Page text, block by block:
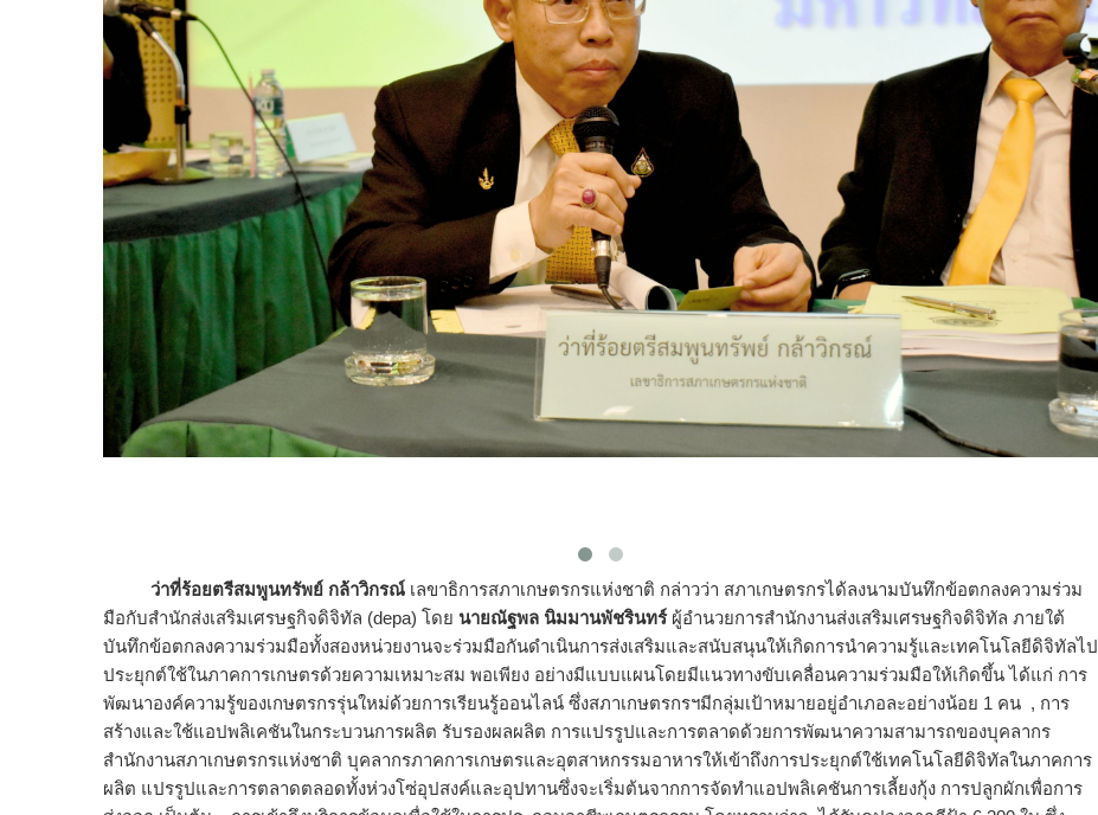
ว่าที่ร้อยตรีสมพูนทรัพย์ กล้าวิกรณ์ เลขาธิการสภาเกษตรกรแห่งชาติ กล่าวว่า สภาเกษตรกรได้ลงนามบันทึกข้อตกลงความร่วม
มือกับสำนักส่งเสริมเศรษฐกิจดิจิทัล (depa) โดย นายณัฐพล นิมมานพัชรินทร์ผู้อำนวยการสำนักงานส่งเสริมเศรษฐกิจดิจิทัล ภายใต้
บันทึกข้อตกลงความร่วมมือทั้งสองหน่วยงานจะร่วมมือกันดำเนินการส่งเสริมและสนับสนุนให้เกิดการนำความรู้และเทคโนโลยีดิจิทัลไป
ประยุกต์ใช้ในภาคการเกษตรด้วยความเหมาะสม พอเพียง อย่างมีแบบแผนโดยมีแนวทางขับเคลื่อนความร่วมมือให้เกิดขึ้น ได้แก่ การ
พัฒนาองค์ความรู้ของเกษตรกรรุ่นใหม่ด้วยการเรียนรู้ออนไลน์ ซึ่งสภาเกษตรกรฯมีกลุ่มเป้าหมายอยู่อำเภอละอย่างน้อย 1 คน , การ
สร้างและใช้แอปพลิเคชันในกระบวนการผลิต รับรองผลผลิต การแปรรูปและการตลาดด้วยการพัฒนาความสามารถของบุคลากร
สำนักงานสภาเกษตรกรแห่งชาติ บุคลากรภาคการเกษตรและอุตสาหกรรมอาหารให้เข้าถึงการประยุกต์ใช้เทคโนโลยีดิจิทัลในภาคการ
ผลิต แปรรูปและการตลาดตลอดทั้งห่วงโซ่อุปสงค์และอุปทานซึ่งจะเริ่มต้นจากการจัดทำแอปพลิเคชันการเลี้ยงกุ้ง การปลูกผักเพื่อการ